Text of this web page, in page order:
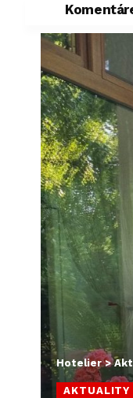
Hotelier>
AKTUALITY